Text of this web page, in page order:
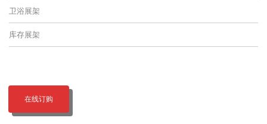
卫浴展架
库存展架
在线订购